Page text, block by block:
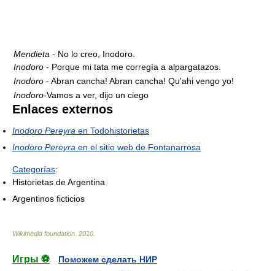
Mendieta - No lo creo, Inodoro.
Inodoro - Porque mi tata me corregía a alpargatazos.
Inodoro - Abran cancha! Abran cancha! Qu'ahi vengo yo!
Inodoro-Vamos a ver, dijo un ciego
Enlaces externos
Inodoro Pereyra en Todohistorietas
Inodoro Pereyra en el sitio web de Fontanarrosa
Categorías:
Historietas de Argentina
Argentinos ficticios
Wikimedia foundation 2010
Игры ⚽
Поможем сделать НИР